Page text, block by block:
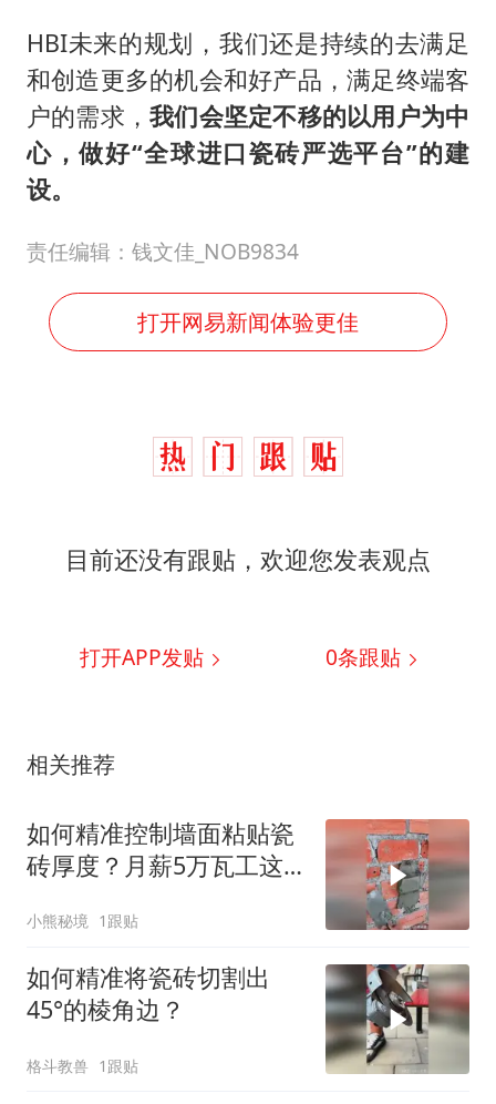
HBI未来的规划，我们还是持续的去满足
和创造更多的机会和好产品，满足终端客
户的需求，我们会坚定不移的以用户为中
心，做好“全球进口瓷砖严选平台”的建
设。
责任编辑：钱文佳_NOB9834
打开网易新闻体验更佳
目前还没有跟贴，欢迎您发表观点
打开APP发贴 0条跟贴
相关推荐
如何精准控制墙面粘贴瓷
砖厚度？月薪5万瓦工这
小熊秘境 1跟贴
如何精准将瓷砖切割出
45°的棱角边？
格斗教兽 1跟贴